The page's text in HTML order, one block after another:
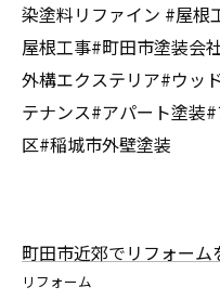
染塗料リファイン #屋根
屋根工事#町田市塗装会
外構エクステリア#ウッ
テナンス#アパート塗装
区#稲城市外壁塗装
町田市近郊でリフォーム
リフォーム